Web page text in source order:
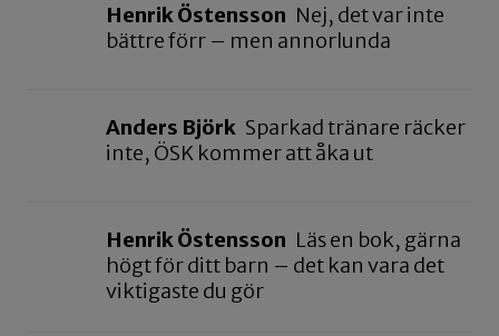
Henrik Östensson Nej, det var inte
bättre förr – men annorlunda
Anders Björk Sparkad tränare räcker
inte, ÖSK kommer att åka ut
Henrik Östensson Läs en bok, gärna
högt för ditt barn – det kan vara det
viktigaste du gör